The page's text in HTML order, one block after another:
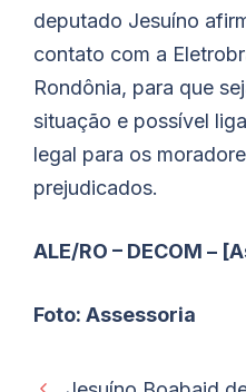
deputado Jesuíno
contato com a
Rondônia, para que
situação e possível
legal para os
prejudicados.
ALE/RO – DECOM –
Foto: Assessoria